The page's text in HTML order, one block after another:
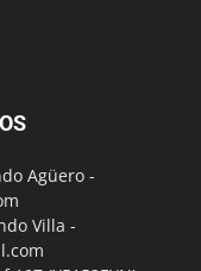
Agüero -
Villa -